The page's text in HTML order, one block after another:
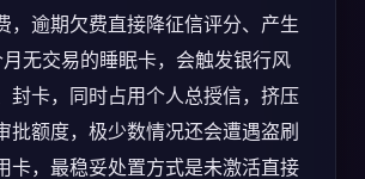
，逾期欠费直接降征信评分、产生
无交易的睡眠卡，会触发银行风
封卡，同时占用个人总授信，挤压
批额度，极少数情况还会遭遇盗刷
卡，最稳妥处置方式是未激活直接